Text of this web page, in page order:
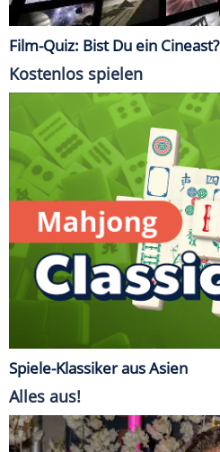
Film-Quiz: Bist Du ein Cineast?
Kostenlos spielen
Spiele-Klassiker aus Asien
Alles aus!